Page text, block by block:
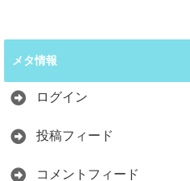
メタ情報
ログイン
投稿フィード
コメントフィード